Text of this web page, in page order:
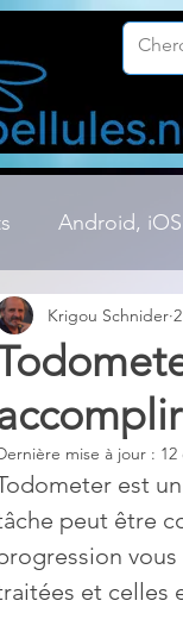
Android, iOS
ZIP, RAR, etc.
Windows
Internet
divertissement
Krigou Schnider
mise à jour : 12
est
peut être
et celles